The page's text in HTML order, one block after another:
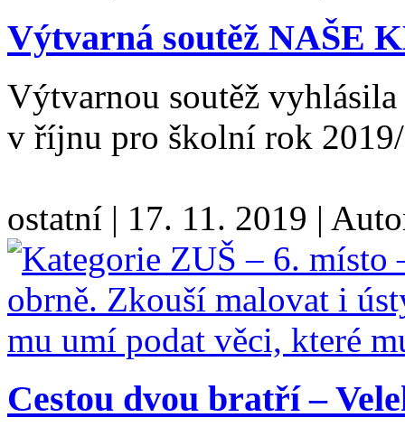
Výtvarná soutěž NAŠE
Výtvarnou soutěž
v říjnu pro školní rok
ostatní | 17. 11. 2019 |
Cestou dvou bratří –